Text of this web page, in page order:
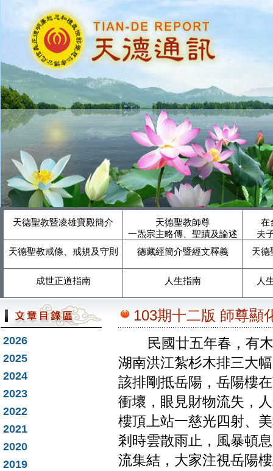
天德聖教暨凌雄寶殿簡介
天德聖教師尊
一炁宗主略傳、聖蹟及論述
在
夫
天德聖教戒條、戒規及守則
德藏經簡介暨經文釋義 天德
成世正道指南 人生指南 人
2026
2025
2024
2023
2022
2021
2020
2019
103期十二版 師尊顯
民國廿五年春，有木
湖南洪江紮杉木排三大
該排剛抵岳陽，岳陽樓
衝壞，眼見財物流失，
樓頂上站一慈光四射、
剎時雲散雨止，風暴頓
流集結，大家注視岳陽